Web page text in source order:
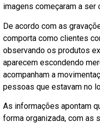
imagens começaram a
De acordo com as
comporta como clientes
observando os produtos
aparecem escondendo
acompanham a
pessoas que estavam no
As informações apontam
forma organizada, com as